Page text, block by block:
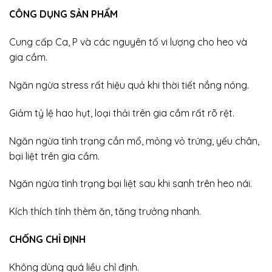
CÔNG DỤNG SẢN PHẨM
Cung cấp Ca, P và các nguyên tố vi lượng cho heo và
gia cầm.
Ngăn ngừa stress rất hiệu quả khi thời tiết nắng nóng.
Giảm tỷ lệ hao hụt, loại thải trên gia cầm rất rõ rệt.
Ngăn ngừa tình trạng cắn mổ, mỏng vỏ trứng, yếu chân,
bại liệt trên gia cầm.
Ngăn ngừa tình trạng bại liệt sau khi sanh trên heo nái.
Kích thích tính thèm ăn, tăng trưởng nhanh.
CHỐNG CHỈ ĐỊNH
Không dùng quá liều chỉ định.